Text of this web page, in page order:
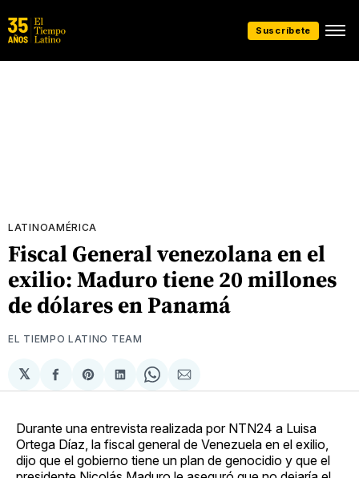
Suscríbete
LATINOAMÉRICA
Fiscal General venezolana en el
exilio: Maduro tiene 20 millones
de dólares en Panamá
EL TIEMPO LATINO TEAM
𝕏
Compartir
en
Share
on
Compartir
en
Share
on
Compartir
via
Durante una entrevista realizada por NTN24 a Luisa
Ortega Díaz, la fiscal general de Venezuela en el exilio,
dijo que el gobierno tiene un plan de genocidio y que el